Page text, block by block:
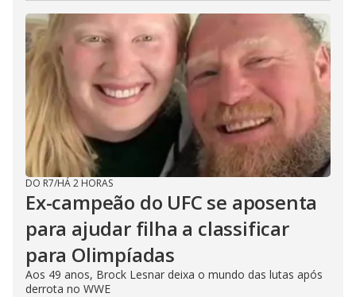
DO R7/HÁ 2 HORAS
Ex-campeão do UFC se aposenta
para ajudar filha a classificar
para Olimpíadas
Aos 49 anos, Brock Lesnar deixa o mundo das lutas após
derrota no WWE